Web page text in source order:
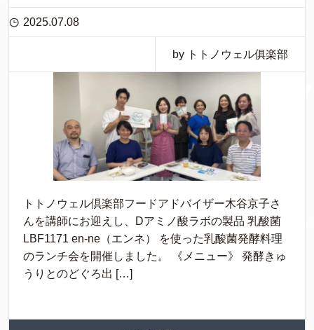
2025.07.08
by トトノウェル俱楽部
トトノウェル倶楽部フードアドバイザー木谷京子さ
んを講師にお迎えし、Dアミノ酸ラボの製品 乳酸菌
LBF1171 en-ne（エンネ） を使った乳酸菌発酵料理
のランチ会を開催しました。 《メニュー》 発酵きゅ
うりとのどぐろ出 […]